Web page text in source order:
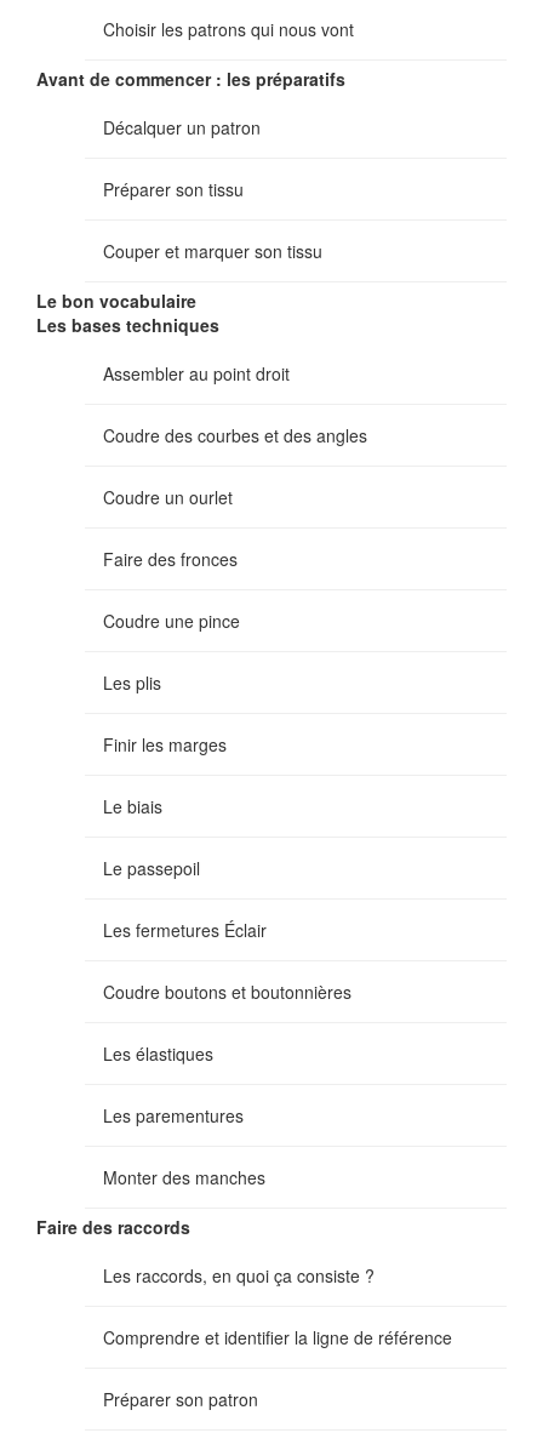
Choisir les patrons qui nous vont
Avant de commencer : les préparatifs
Décalquer un patron
Préparer son tissu
Couper et marquer son tissu
Le bon vocabulaire
Les bases techniques
Assembler au point droit
Coudre des courbes et des angles
Coudre un ourlet
Faire des fronces
Coudre une pince
Les plis
Finir les marges
Le biais
Le passepoil
Les fermetures Éclair
Coudre boutons et boutonnières
Les élastiques
Les parementures
Monter des manches
Faire des raccords
Les raccords, en quoi ça consiste ?
Comprendre et identifier la ligne de référence
Préparer son patron